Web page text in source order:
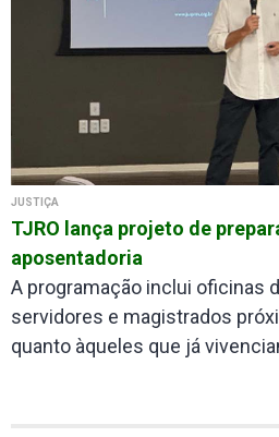
JUSTIÇA
TJRO lança projeto de
aposentadoria
A programação inclui oficinas
servidores e magistrados
quanto àqueles que já